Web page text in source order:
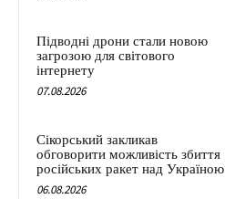
Підводні дрони стали новою
загрозою для світового
інтернету
07.08.2026
Сікорський закликав
обговорити можливість збиття
російських ракет над Україною
06.08.2026